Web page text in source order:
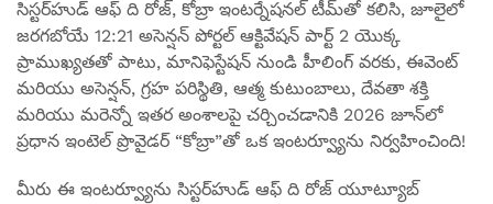
సిస్టర్‌హుడ్ ఆఫ్ ది రోజ్, కోబ్రా ఇంటర్నేషనల్ టీమ్‌తో కలిసి, జూలైలో
జరగబోయే 12:21 అసెన్షన్ పోర్టల్ ఆక్టివేషన్ పార్ట్ 2 యొక్క
ప్రాముఖ్యతతో పాటు, మానిఫెస్టేషన్ నుండి హీలింగ్ వరకు, ఈవెంట్
మరియు అసెన్షన్, గ్రహ పరిస్థితి, ఆత్మ కుటుంబాలు, దేవతా శక్తి
మరియు మరెన్నో ఇతర అంశాలపై చర్చించడానికి 2026 జూన్‌లో
ప్రధాన ఇంటెల్ ప్రొవైడర్ “కోబ్రా”తో ఒక ఇంటర్వ్యూను నిర్వహించింది!
మీరు ఈ ఇంటర్వ్యూను సిస్టర్‌హుడ్ ఆఫ్ ది రోజ్ యూట్యూబ్